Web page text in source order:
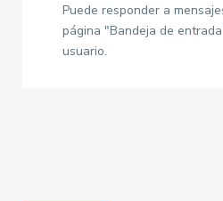
Puede responder a
página "Bandeja de
usuario.